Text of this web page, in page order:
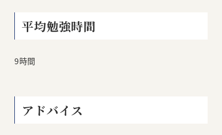
平均勉強時間
9時間
アドバイス